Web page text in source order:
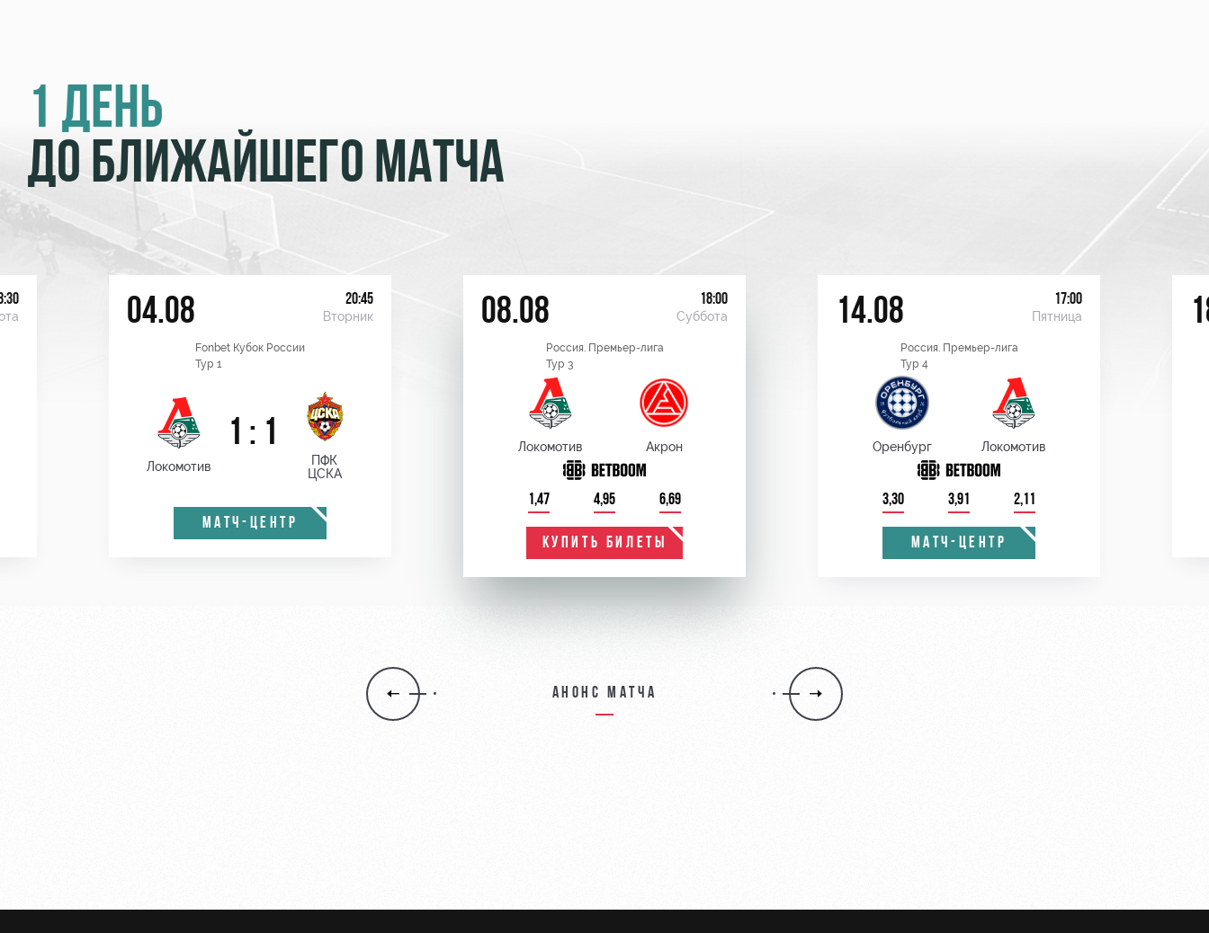
1 ДЕНЬ
ДО БЛИЖАЙШЕГО МАТЧА
04.08 20:45
Вторник
Fonbet Кубок России
Тур 1
Локомотив
1 : 1
ПФК
ЦСКА
МАТЧ-ЦЕНТР
08.08 18:00
Суббота
Россия. Премьер-лига
Тур 3
Локомотив Акрон
1,47 4,95 6,69
КУПИТЬ БИЛЕТЫ
14.08 17:00
Пятница
Россия. Премьер-лига
Тур 4
Оренбург Локомотив
3,30 3,91 2,11
МАТЧ-ЦЕНТР
Анонс матча